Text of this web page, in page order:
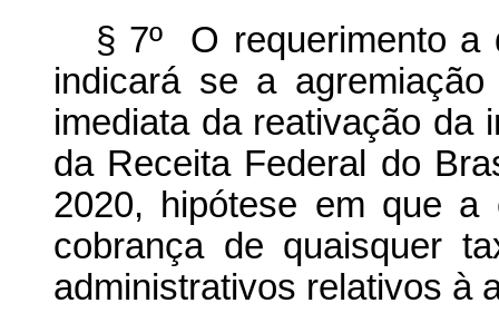
§ 7º O requerimento a
indicará se a
imediata da reativação da
da Receita Federal do
2020, hipótese em que a
cobrança de quaisquer
administrativos relativos à